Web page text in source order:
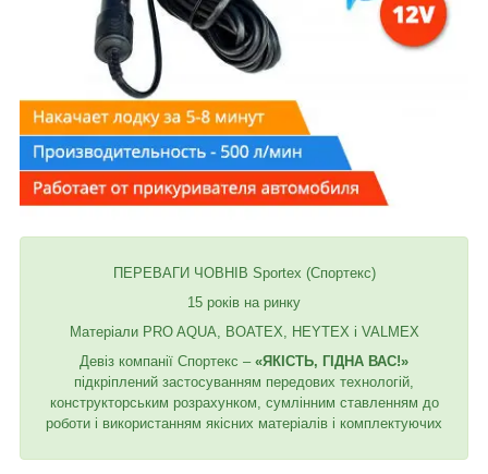
ПЕРЕВАГИ ЧОВНІВ Sportex (Спортекс)
15 років на ринку
Матеріали PRO AQUA, BOATEX, HEYTEX і VALMEX
Девіз компанії Спортекс – «ЯКІСТЬ, ГІДНА ВАС!»
підкріплений застосуванням передових технологій,
конструкторським розрахунком, сумлінним ставленням до
роботи і використанням якісних матеріалів і комплектуючих